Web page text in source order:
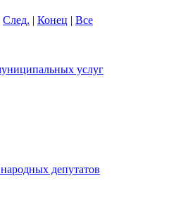
След. | Конец | Все
услуг
депутатов